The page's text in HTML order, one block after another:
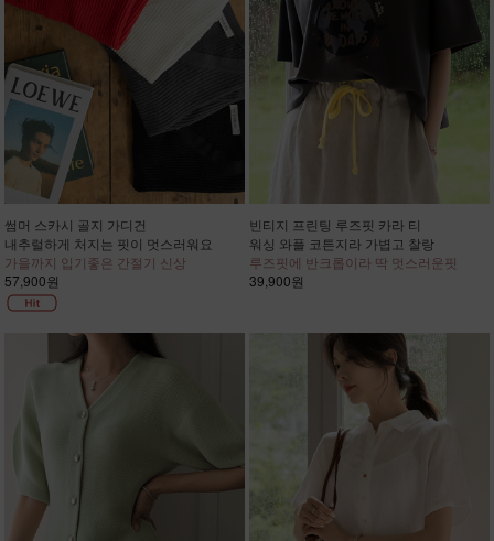
썸머 스카시 골지 가디건
내추럴하게 처지는 핏이 멋스러워요
가을까지 입기좋은 간절기 신상
57,900원
빈티지 프린팅 루즈핏 카라 티
워싱 와플 코튼지라 가볍고 찰랑
루즈핏에 반크롭이라 딱 멋스러운핏
39,900원